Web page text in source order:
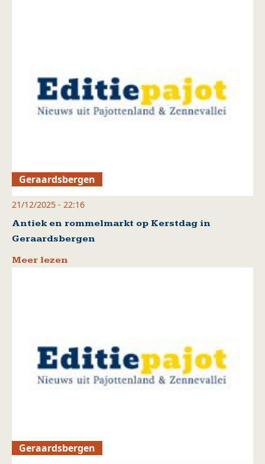
Geraardsbergen
21/12/2025 - 22:16
Antiek en rommelmarkt op Kerstdag in
Geraardsbergen
Meer lezen
Geraardsbergen